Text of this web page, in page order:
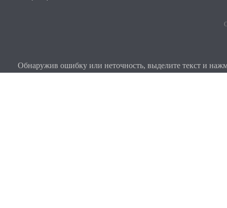
Обнаружив ошибку или неточность, выделите текст и